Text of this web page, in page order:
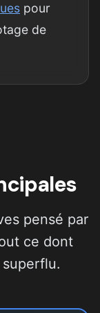
pour
de
pensé par
ce dont